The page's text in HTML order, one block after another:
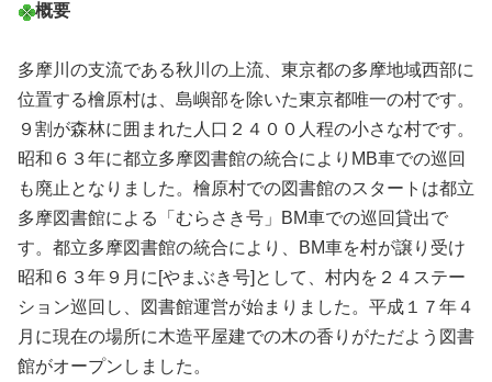
概要
多摩川の支流である秋川の上流、東京都の多摩地域西部に
位置する檜原村は、島嶼部を除いた東京都唯一の村です。
９割が森林に囲まれた人口２４００人程の小さな村です。
昭和６３年に都立多摩図書館の統合によりMB車での巡回
も廃止となりました。檜原村での図書館のスタートは都立
多摩図書館による「むらさき号」BM車での巡回貸出で
す。都立多摩図書館の統合により、BM車を村が譲り受け
昭和６３年９月に[やまぶき号]として、村内を２４ステー
ション巡回し、図書館運営が始まりました。平成１７年４
月に現在の場所に木造平屋建での木の香りがただよう図書
館がオープンしました。